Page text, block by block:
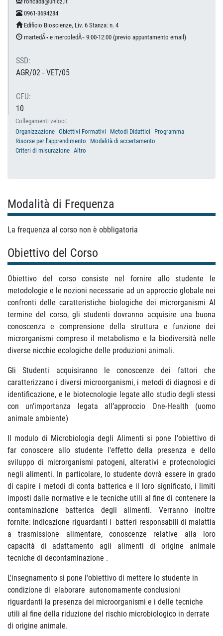
0961-3694284
Edificio Bioscienze, Liv. 6 Stanza: n. 4
martedÃ¬ e mercoledÃ¬ 9:00-12:00 (previo appuntamento email)
SSD:
AGR/02 - VET/05
CFU:
10
Collegamenti veloci:
Organizzazione Obiettivi Formativi Metodi Didattici
Programma
Risorse per l'apprendimento
Modalità di accertamento
Criteri di misurazione Altro
Modalità di Frequenza
La frequenza al corso non è obbligatoria
Obiettivo del Corso
Obiettivo del corso consiste nel fornire allo studente le
metodologie e le nozioni necessarie ad un approccio globale nei
confronti delle caratteristiche biologiche dei microrganismi Al
termine del corso, gli studenti dovranno acquisire una buona
conoscenza e comprensione della struttura e funzione dei
microrganismi compreso il metabolismo e la biodiversità nelle
diverse nicchie ecologiche delle produzioni animali.
Gli Studenti acquisiranno le conoscenze dei fattori che
caratterizzano i diversi microorganismi, i metodi di diagnosi e di
identificazione, e le biotecnologie legate allo studio degli stessi
con un’importanza legata all’approccio One-Health (uomo
animale ambiente)
Il modulo di Microbiologia degli Alimenti si pone l'obiettivo di
far conoscere allo studente l'effetto della presenza e dello
sviluppo di microrganismi patogeni, alterativi e protecnologici
negli alimenti. In particolare, lo studente dovrà essere in grado
di capire i metodi di conta batterica e il loro significato, i limiti
imposti dalle normative e le tecniche utili al fine di contenere la
contaminazione batterica degli alimenti. Verranno inoltre
fornite: indicazione riguardanti i batteri responsabili di malattia
a trasmissione alimentare, conoscenze relative alla loro
capacità di adattamento agli alimenti di origine animale
tecniche di decontaminazione .
L'insegnamento si pone l'obiettivo di mettere lo studente in
condizione di elaborare autonomamente conclusioni
riguardanti la presenza dei microorganismi e i delle tecniche
utili al fine della riduzione del rischio microbiologico in derrate
di origine animale.